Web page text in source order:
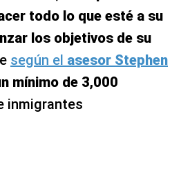
todo lo que esté a su
los objetivos de su
según el asesor Stephen
mínimo de 3,000
inmigrantes